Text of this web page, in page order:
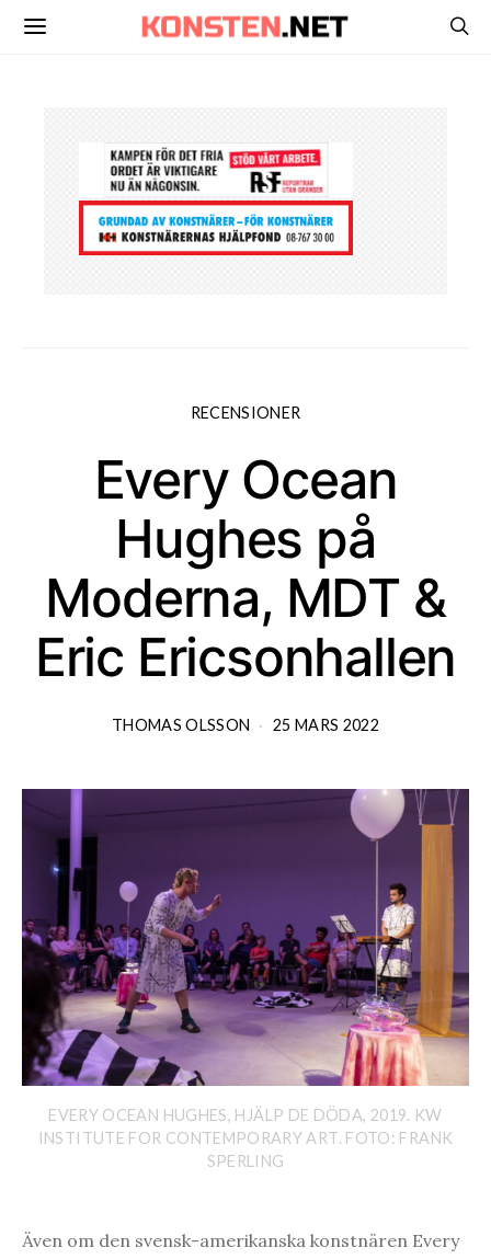
RECENSIONER
Every Ocean
Hughes på
Moderna, MDT &
Eric Ericsonhallen
THOMAS OLSSON 25 MARS 2022
EVERY OCEAN HUGHES, HJÄLP DE DÖDA, 2019. KW
INSTITUTE FOR CONTEMPORARY ART. FOTO: FRANK
SPERLING
Även om den svensk-amerikanska konstnären Every